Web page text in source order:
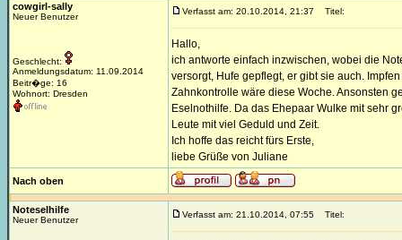
cowgirl-sally
Neuer Benutzer
Geschlecht:
Anmeldungsdatum: 11.09.2014
Beitr�ge: 16
Wohnort: Dresden
Verfasst am: 20.10.2014, 21:37 Titel:
Hallo,
ich antworte einfach inzwischen, wobei die
versorgt, Hufe gepflegt, er gibt sie auch.
Zahnkontrolle wäre diese Woche. Ansonsten
Eselnothilfe. Da das Ehepaar Wulke mit sehr
Leute mit viel Geduld und Zeit.
Ich hoffe das reicht fürs Erste,
liebe Grüße von Juliane
Nach oben
Noteselhilfe
Neuer Benutzer
Verfasst am: 21.10.2014, 07:55 Titel: